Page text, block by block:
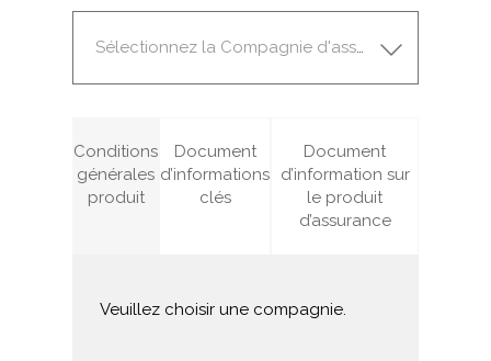
Sélectionnez la Compagnie d'assurance
Conditions
générales
produit
Document
d’informations
clés
Document
d’information sur
le produit
d’assurance
Veuillez choisir une compagnie.